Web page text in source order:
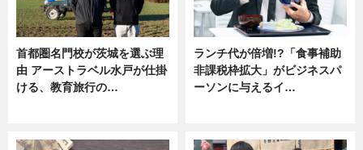
首都圏名門校が茨城を選ぶ理
由 アーストラベル水戸が仕掛
ける、教育旅行の…
ランチ代が倍増!?「食事補助
非課税枠拡大」がビジネスパ
ーソンに与えるイ…